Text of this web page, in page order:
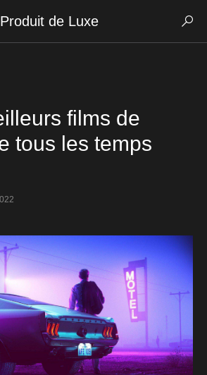
Produit de Luxe
films de
tous les temps